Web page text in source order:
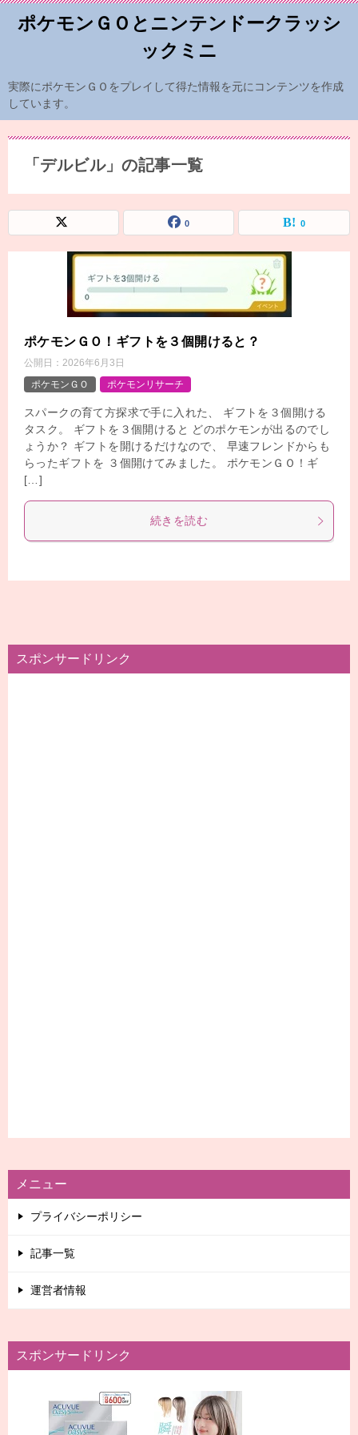
ポケモンＧＯとニンテンドークラッシ
ックミニ
実際にポケモンＧＯをプレイして得た情報を元にコンテンツを作成
しています。
「デルビル」の記事一覧
0 0
ポケモンＧＯ！ギフトを３個開けると？
公開日： 2026年6月3日
ポケモンＧＯ
ポケモンリサーチ
スパークの育て方探求で手に入れた、 ギフトを３個開ける
タスク。 ギフトを３個開けると どのポケモンが出るのでし
ょうか？ ギフトを開けるだけなので、 早速フレンドからも
らったギフトを ３個開けてみました。 ポケモンＧＯ！ギ
[…]
続きを読む
スポンサードリンク
メニュー
プライバシーポリシー
記事一覧
運営者情報
スポンサードリンク